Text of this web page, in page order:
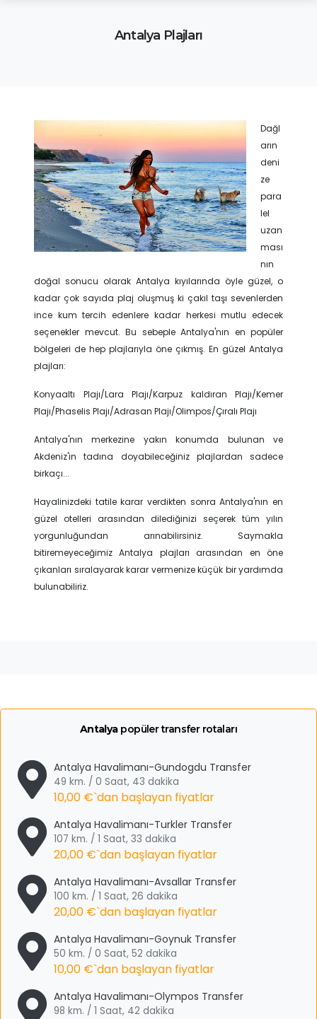
Antalya Plajları
Dağl
arın
deni
ze
para
lel
uzan
ması
nın
doğal sonucu olarak Antalya kıyılarında öyle güzel, o
kadar çok sayıda plaj oluşmuş ki çakıl taşı sevenlerden
ince kum tercih edenlere kadar herkesi mutlu edecek
seçenekler mevcut. Bu sebeple Antalya'nın en popüler
bölgeleri de hep plajlarıyla öne çıkmış. En güzel Antalya
plajları:
Konyaaltı Plajı/Lara Plajı/Karpuz kaldıran Plajı/Kemer
Plajı/Phaselis Plajı/Adrasan Plajı/Olimpos/Çıralı Plajı
Antalya'nın merkezine yakın konumda bulunan ve
Akdeniz'in tadına doyabileceğiniz plajlardan sadece
birkaçı...
Hayalinizdeki tatile karar verdikten sonra Antalya'nın en
güzel otelleri arasından dilediğinizi seçerek tüm yılın
yorgunluğundan arınabilirsiniz. Saymakla
bitiremeyeceğimiz Antalya plajları arasından en öne
çıkanları sıralayarak karar vermenize küçük bir yardımda
bulunabiliriz.
Antalyapopüler transfer rotaları
Antalya Havalimanı-Gundogdu Transfer
49 km. / 0 Saat, 43 dakika
10,00 €`dan başlayan fiyatlar
Antalya Havalimanı-Turkler Transfer
107 km. / 1 Saat, 33 dakika
20,00 €`dan başlayan fiyatlar
Antalya Havalimanı-Avsallar Transfer
100 km. / 1 Saat, 26 dakika
20,00 €`dan başlayan fiyatlar
Antalya Havalimanı-Goynuk Transfer
50 km. / 0 Saat, 52 dakika
10,00 €`dan başlayan fiyatlar
Antalya Havalimanı-Olympos Transfer
98 km. / 1 Saat, 42 dakika